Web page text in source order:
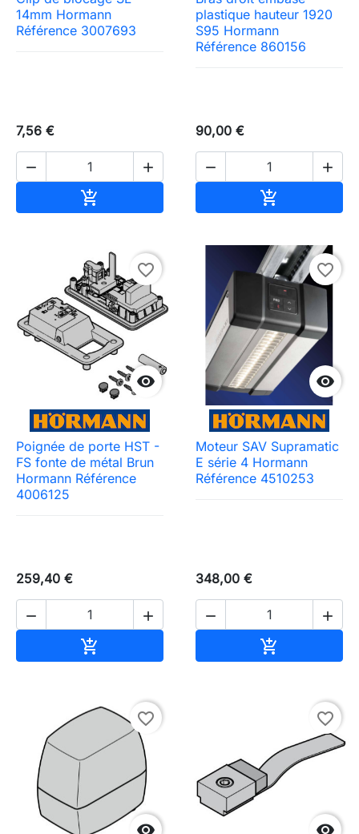
14mm Hormann
Référence 3007693
7,56 €
 

plastique hauteur 1920
S95 Hormann
Référence 860156
90,00 €
 


favorite_border
Poignée de porte HST -
FS fonte de métal Brun
Hormann Référence
4006125
259,40 €
 


favorite_border
Moteur SAV Supramatic
E série 4 Hormann
Référence 4510253
348,00 €
 


favorite_border

favorite_border